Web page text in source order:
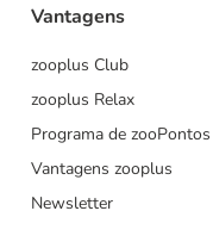
Vantagens
zooplus Club
zooplus Relax
Programa de zooPontos
Vantagens zooplus
Newsletter